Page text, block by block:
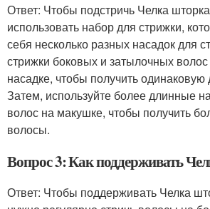
Ответ: Чтобы подстричь Челка
использовать набор для стрижки,
себя несколько разных насадок для
стрижки боковых и затылочных
насадке, чтобы получить одинаковую
Затем, используйте более длинные
волос на макушке, чтобы получить
волосы.
Вопрос 3: Как поддерживать
Ответ: Чтобы поддерживать Челка